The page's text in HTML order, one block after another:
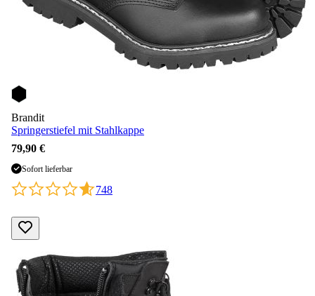
Brandit
Springerstiefel mit Stahlkappe
79,90 €
Sofort lieferbar
748